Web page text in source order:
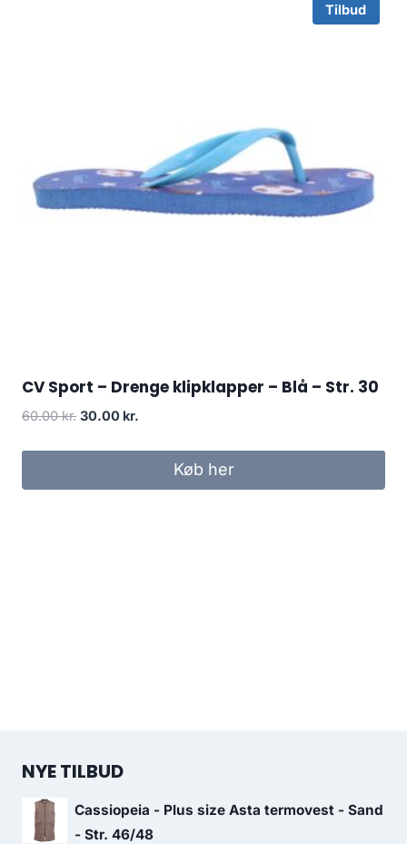
Tilbud
CV Sport – Drenge klipklapper – Blå – Str. 30
60.00kr. Original
30.00 kr.
30.00 kr..Køb her
NYE TILBUD
Cassiopeia - Plus size Asta termovest - Sand
- Str. 46/48